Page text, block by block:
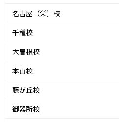
名古屋（栄）校
千種校
大曽根校
本山校
藤が丘校
御器所校